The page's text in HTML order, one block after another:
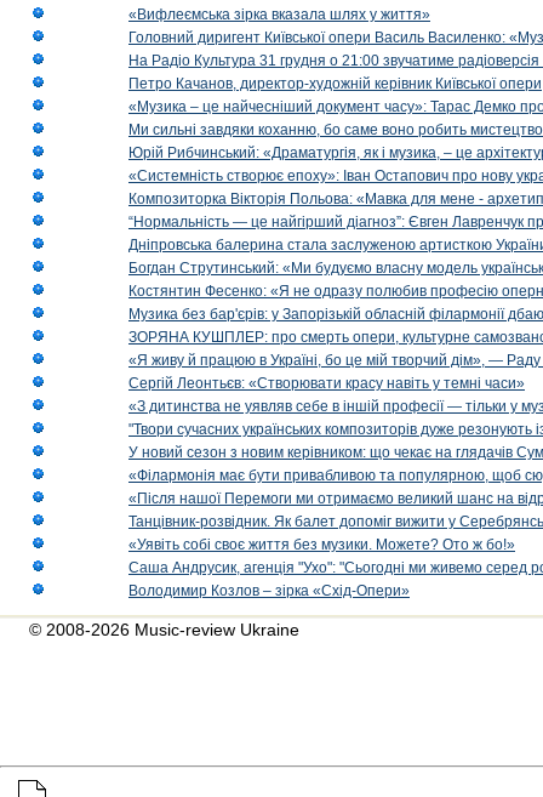
«Вифлеємська зірка вказала шлях у життя»
Головний диригент Київської опери Василь Василенко:
На Радіо Культура 31 грудня о 21:00 звучатиме
Петро Качанов, директор-художній керівник Київської опери
«Музика – це найчесніший документ часу»: Тарас Демко
Ми сильні завдяки коханню, бо саме воно робить
Юрій Рибчинський: «Драматургія, як і музика, – це
«Системність створює епоху»: Іван Остапович про нову
Композиторка Вікторія Польова: «Мавка для мене -
“Нормальність — це найгірший діагноз”: Євген Лавренчук
Дніпровська балерина стала заслуженою артисткою
Богдан Струтинський: «Ми будуємо власну модель
Костянтин Фесенко: «Я не одразу полюбив професію
Музика без бар'єрів: у Запорізькій обласній філармонії
ЗОРЯНА КУШПЛЕР: про смерть опери, культурне
«Я живу й працюю в Україні, бо це мій творчий дім», — Раду
Сергій Леонтьєв: «Створювати красу навіть у темні часи»
«З дитинства не уявляв себе в іншій професії — тільки у
"Твори сучасних українських композиторів дуже резонують
У новий сезон з новим керівником: що чекає на глядачів
«Філармонія має бути привабливою та популярною, щоб
«Після нашої Перемоги ми отримаємо великий шанс на
Танцівник-розвідник. Як балет допоміг вижити у
«Уявіть собі своє життя без музики. Можете? Ото ж бо!»
Саша Андрусик, агенція "Ухо": "Сьогодні ми живемо серед
Володимир Козлов – зірка «Схід-Опери»
© 2008-2026 Music-review Ukraine